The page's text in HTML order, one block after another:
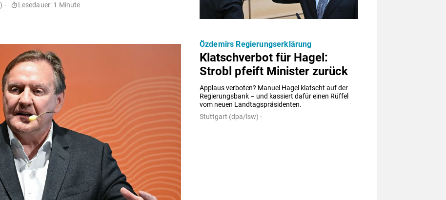
-
Lesedauer: 1 Minute
Klatschverbot für Hagel:
Strobl pfeift Minister zurück
Applaus verboten? Manuel Hagel klatscht auf der
Regierungsbank – und kassiert dafür einen Rüffel
vom neuen Landtagspräsidenten.
Özdemirs Regierungserklärung
Stuttgart (dpa/lsw) -